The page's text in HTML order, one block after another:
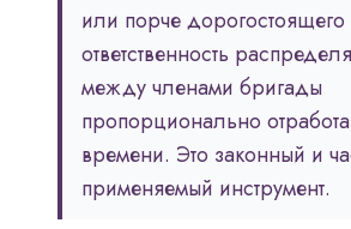
или порче
ответственность
между членами бригады
пропорционально
времени. Это законный и
применяемый инструмент.